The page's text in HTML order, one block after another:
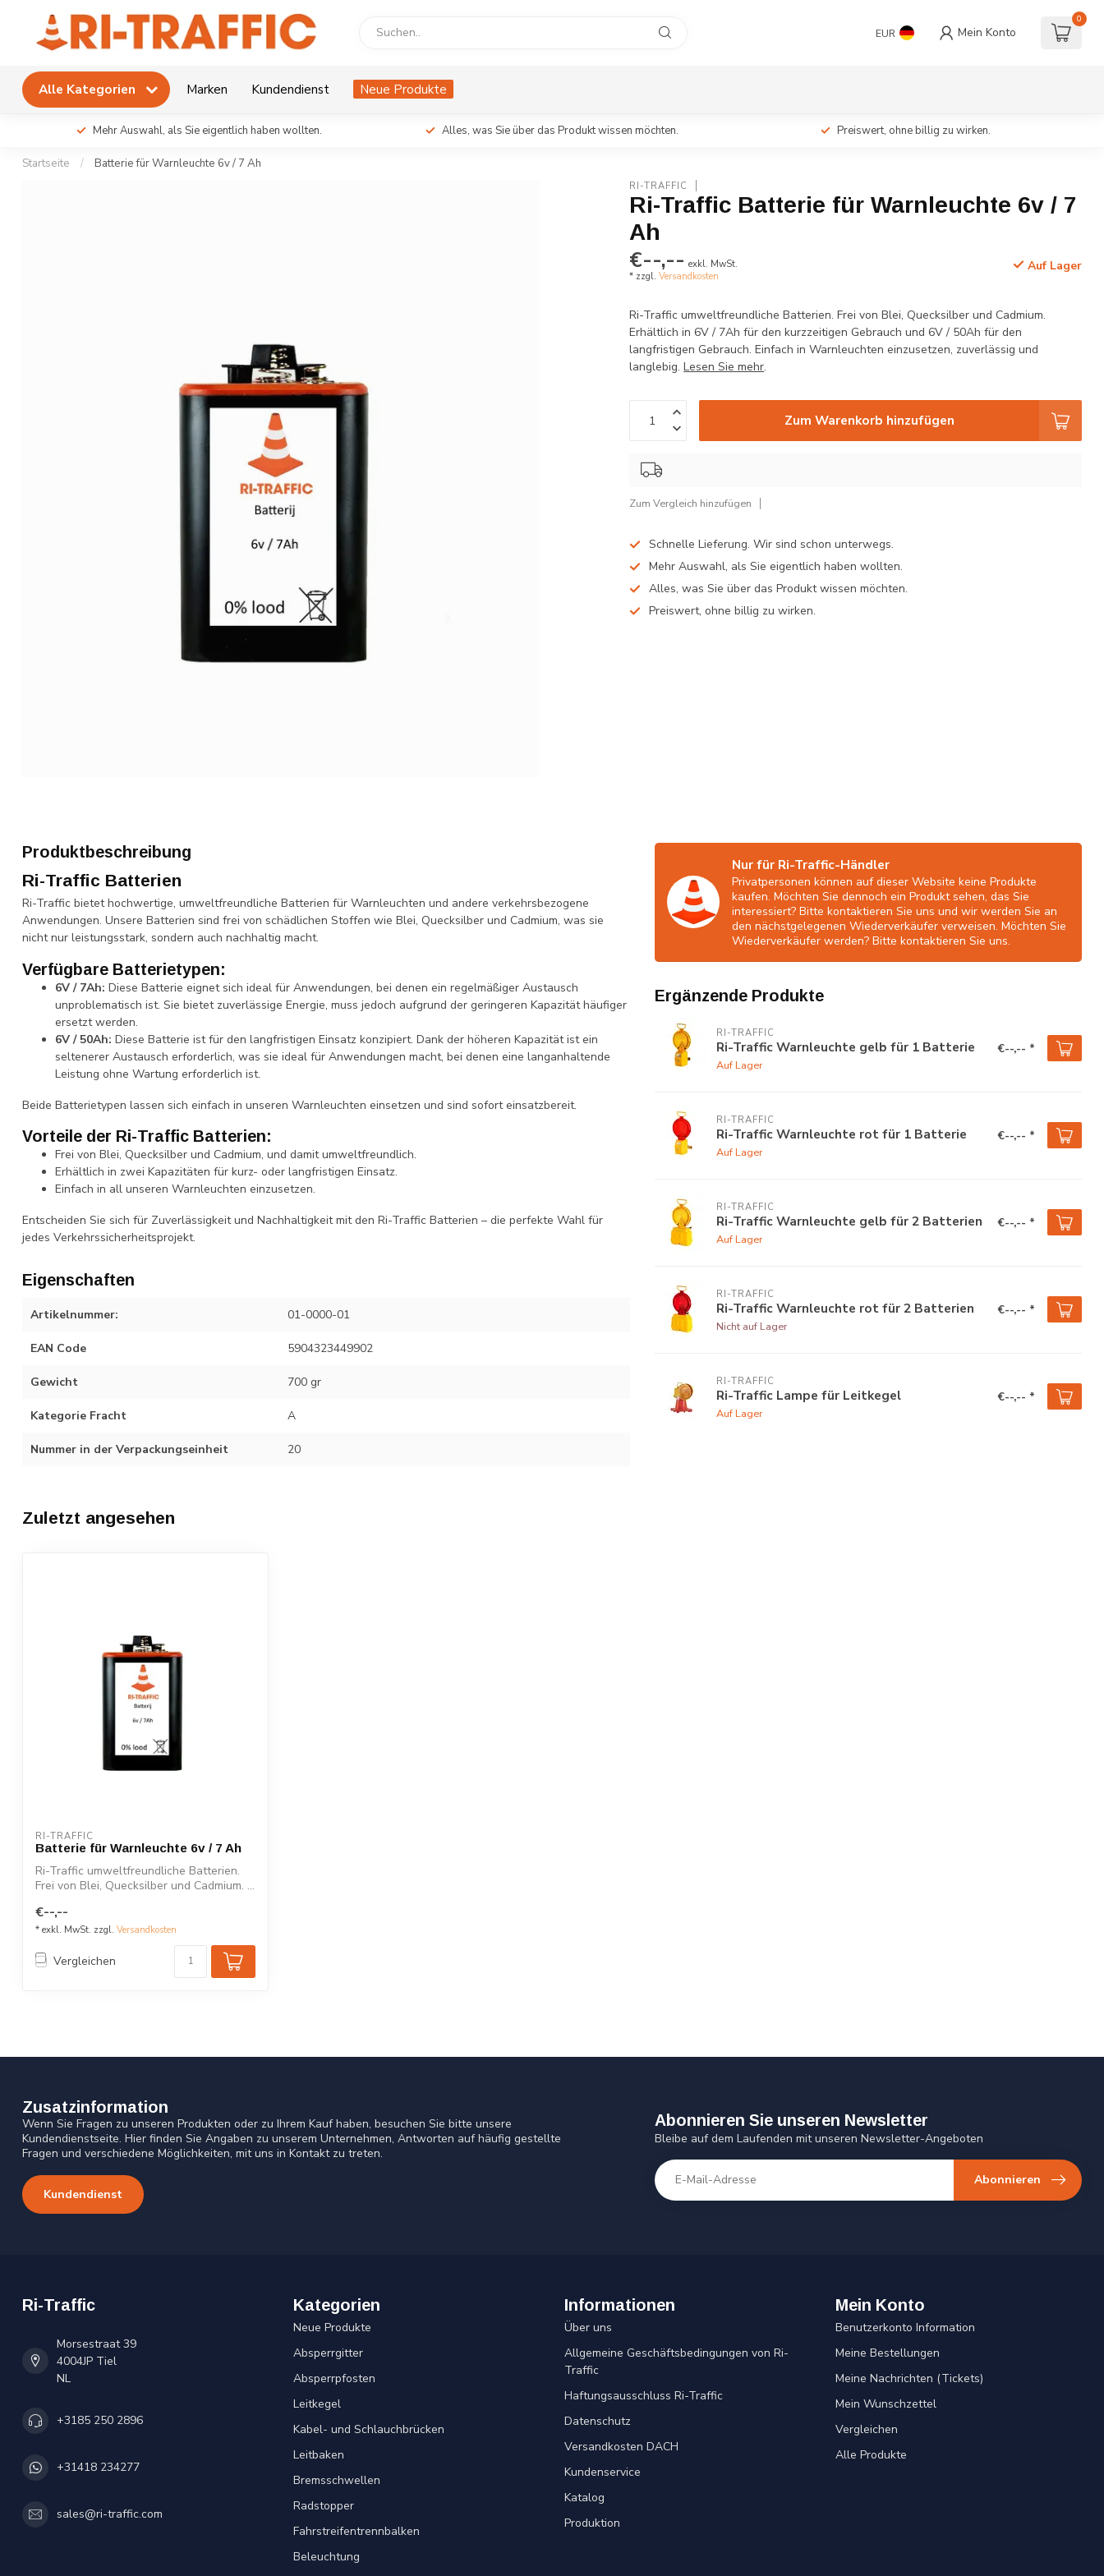
EUR Mein Konto
0
Alle Kategorien Marken Kundendienst Neue Produkte
Mehr Auswahl, als Sie eigentlich haben wollten. Alles, was Sie über das Produkt wissen möchten. Preiswert, ohne billig zu wirken.
Startseite / Batterie für Warnleuchte 6v / 7 Ah
RI-TRAFFIC
Ri-Traffic Batterie für Warnleuchte 6v / 7
Ah
€--,-- exkl. MwSt.
* zzgl.Versandkosten
Auf Lager
Ri-Traffic umweltfreundliche Batterien. Frei von Blei, Quecksilber und Cadmium.
Erhältlich in 6V / 7Ah für den kurzzeitigen Gebrauch und 6V / 50Ah für den
langfristigen Gebrauch. Einfach in Warnleuchten einzusetzen, zuverlässig und
langlebig.Lesen Sie mehr.
Zum Warenkorb hinzufügen
Zum Vergleich hinzufügen
Schnelle Lieferung. Wir sind schon unterwegs.
Mehr Auswahl, als Sie eigentlich haben wollten.
Alles, was Sie über das Produkt wissen möchten.
Preiswert, ohne billig zu wirken.
Produktbeschreibung
Ri-Traffic Batterien
Ri-Traffic bietet hochwertige, umweltfreundliche Batterien für Warnleuchten und andere verkehrsbezogene
Anwendungen. Unsere Batterien sind frei von schädlichen Stoffen wie Blei, Quecksilber und Cadmium, was sie
nicht nur leistungsstark, sondern auch nachhaltig macht.
Verfügbare Batterietypen:
6V / 7Ah: Diese Batterie eignet sich ideal für Anwendungen, bei denen ein regelmäßiger Austausch
unproblematisch ist. Sie bietet zuverlässige Energie, muss jedoch aufgrund der geringeren Kapazität häufiger
ersetzt werden.
6V / 50Ah: Diese Batterie ist für den langfristigen Einsatz konzipiert. Dank der höheren Kapazität ist ein
seltenerer Austausch erforderlich, was sie ideal für Anwendungen macht, bei denen eine langanhaltende
Leistung ohne Wartung erforderlich ist.
Beide Batterietypen lassen sich einfach in unseren Warnleuchten einsetzen und sind sofort einsatzbereit.
Vorteile der Ri-Traffic Batterien:
Frei von Blei, Quecksilber und Cadmium, und damit umweltfreundlich.
Erhältlich in zwei Kapazitäten für kurz- oder langfristigen Einsatz.
Einfach in all unseren Warnleuchten einzusetzen.
Entscheiden Sie sich für Zuverlässigkeit und Nachhaltigkeit mit den Ri-Traffic Batterien – die perfekte Wahl für
jedes Verkehrssicherheitsprojekt.
Eigenschaften
Artikelnummer: 01-0000-01
EAN Code 5904323449902
Gewicht 700 gr
Kategorie Fracht A
Nummer in der Verpackungseinheit 20
Nur für Ri-Traffic-Händler
Privatpersonen können auf dieser Website keine Produkte
kaufen. Möchten Sie dennoch ein Produkt sehen, das Sie
interessiert? Bitte kontaktieren Sie uns und wir werden Sie an
den nächstgelegenen Wiederverkäufer verweisen. Möchten Sie
Wiederverkäufer werden? Bitte kontaktieren Sie uns.
Ergänzende Produkte
RI-TRAFFIC
Ri-Traffic Warnleuchte gelb für 1 Batterie
Auf Lager
€--,-- *
RI-TRAFFIC
Ri-Traffic Warnleuchte rot für 1 Batterie
Auf Lager
€--,-- *
RI-TRAFFIC
Ri-Traffic Warnleuchte gelb für 2 Batterien
Auf Lager
€--,-- *
RI-TRAFFIC
Ri-Traffic Warnleuchte rot für 2 Batterien
Nicht auf Lager
€--,-- *
RI-TRAFFIC
Ri-Traffic Lampe für Leitkegel
Auf Lager
€--,-- *
Zuletzt angesehen
RI-TRAFFIC
Batterie für Warnleuchte 6v / 7 Ah
Ri-Traffic umweltfreundliche Batterien.
Frei von Blei, Quecksilber und Cadmium. ...
€--,--
* exkl. MwSt. zzgl. Versandkosten
Vergleichen
Zusatzinformation
Wenn Sie Fragen zu unseren Produkten oder zu Ihrem Kauf haben, besuchen Sie bitte unsere
Kundendienstseite. Hier finden Sie Angaben zu unserem Unternehmen, Antworten auf häufig gestellte
Fragen und verschiedene Möglichkeiten, mit uns in Kontakt zu treten.
Kundendienst
Abonnieren Sie unseren Newsletter
Bleibe auf dem Laufenden mit unseren Newsletter-Angeboten
Abonnieren
Ri-Traffic
Morsestraat 39
4004JP Tiel
NL
+3185 250 2896
+31418 234277
sales@ri-traffic.com
Kategorien
Neue Produkte
Absperrgitter
Absperrpfosten
Leitkegel
Kabel- und Schlauchbrücken
Leitbaken
Bremsschwellen
Radstopper
Fahrstreifentrennbalken
Beleuchtung
Informationen
Über uns
Allgemeine Geschäftsbedingungen von Ri-
Traffic
Haftungsausschluss Ri-Traffic
Datenschutz
Versandkosten DACH
Kundenservice
Katalog
Produktion
Mein Konto
Benutzerkonto Information
Meine Bestellungen
Meine Nachrichten (Tickets)
Mein Wunschzettel
Vergleichen
Alle Produkte